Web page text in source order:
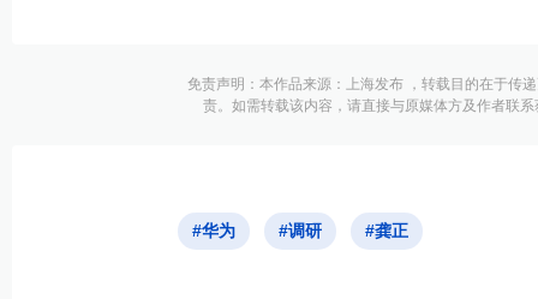
免责声明：本作品来源：上海发布 ，转载目的在于传
责。如需转载该内容，请直接与原媒体方及作者联
#华为 #调研 #龚正